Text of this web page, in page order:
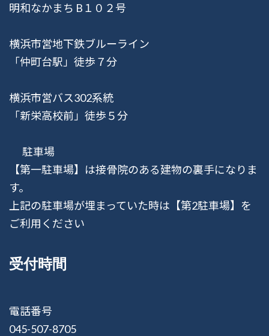
明和なかまち B１０２号
横浜市営地下鉄ブルーライン
「仲町台駅」徒歩７分
横浜市営バス302系統
「新栄高校前」徒歩５分
駐車場
【第一駐車場】は接骨院のある建物の裏手になりま
す。
上記の駐車場が埋まっていた時は【第2駐車場】を
ご利用ください
受付時間
電話番号
045-507-8705